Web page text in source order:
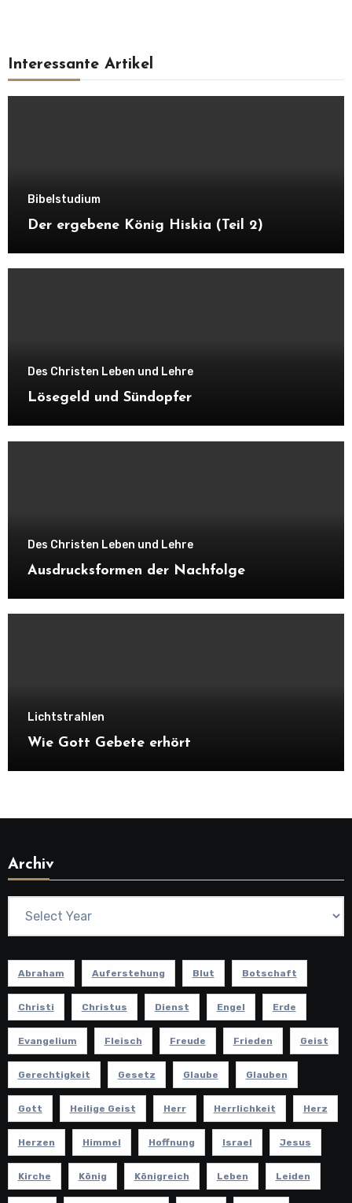
Interessante Artikel
Bibelstudium
Der ergebene König Hiskia (Teil 2)
Des Christen Leben und Lehre
Lösegeld und Sündopfer
Des Christen Leben und Lehre
Ausdrucksformen der Nachfolge
Lichtstrahlen
Wie Gott Gebete erhört
Archiv
Abraham Auferstehung Blut Botschaft
Christi Christus Dienst Engel Erde
Evangelium Fleisch Freude Frieden Geist
Gerechtigkeit Gesetz Glaube Glauben
Gott Heilige Geist Herr Herrlichkeit Herz
Herzen Himmel Hoffnung Israel Jesus
Kirche König Königreich Leben Leiden